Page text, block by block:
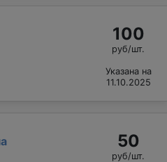
100
руб/шт.
Указана на
11.10.2025
50
руб/шт.